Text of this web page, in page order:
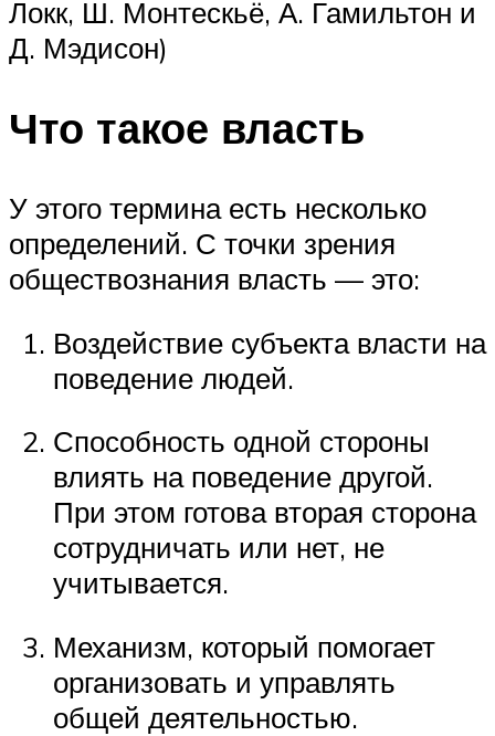
Локк, Ш. Монтескьё, А. Гамильтон и
Д. Мэдисон)
Что такое власть
У этого термина есть несколько
определений. С точки зрения
обществознания власть — это:
Воздействие субъекта власти на
поведение людей.
Способность одной стороны
влиять на поведение другой.
При этом готова вторая сторона
сотрудничать или нет, не
учитывается.
Механизм, который помогает
организовать и управлять
общей деятельностью.